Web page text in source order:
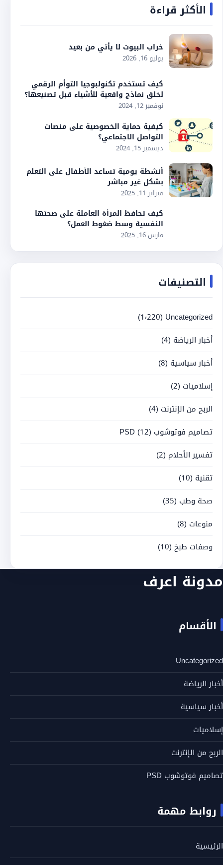
الأكثر قراءة
خراب البيوت لا يأتي من بعيد
يوليو 16, 2026
كيف تستخدم تكنولبوجيا التوأم الرقمي
لخلق نماذج واقعية للأشياء قبل تصنيعها؟
نوفمبر 12, 2024
كيفية حماية الخصوصية على منصات
التواصل الاجتماعي؟
ديسمبر 15, 2024
أنشطة يومية تساعد الأطفال على التعلم
بشكل غير مباشر
فبراير 11, 2025
كيف تحافظ المرأة العاملة على صحتها
النفسية وسط ضغوط العمل؟
مارس 16, 2025
التصنيفات
Uncategorized (1٬220)
أخبار الرياضة (4)
أخبار سياسية (8)
إسلاميات (2)
الربح من الإنترنت (4)
تصاميم فوتوشوب PSD (12)
تفسير الأحلام (2)
تقنية (10)
صحة وطب (35)
منوعات (8)
وصفات طبخ (10)
مدونة اعرف
الأقسام
Uncategorized
أخبار الرياضة
أخبار سياسية
إسلاميات
الربح من الإنترنت
تصاميم فوتوشوب PSD
روابط مهمة
الرئيسية